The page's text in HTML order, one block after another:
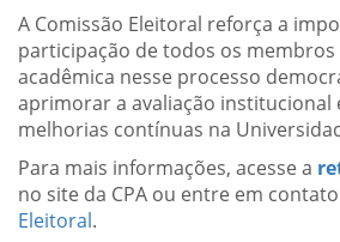
A Comissão Eleitoral reforça a
participação de todos os
acadêmica nesse processo
aprimorar a avaliação institucional
melhorias contínuas na
Para mais informações, acesse a
no site da CPA ou entre em
Eleitoral.